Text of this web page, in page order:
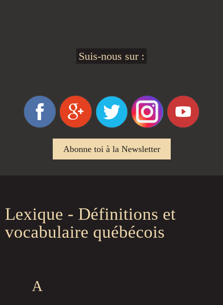
Suis-nous sur :
Abonne toi à la Newsletter
Lexique - Définitions et
vocabulaire québécois
A